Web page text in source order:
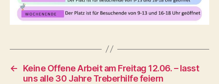
←
Keine Offene Arbeit am Freitag 12.06. – lasst
uns alle 30 Jahre Treberhilfe feiern